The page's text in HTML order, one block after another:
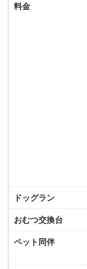
料金
ドッグラン
おむつ交換台
ペット同伴